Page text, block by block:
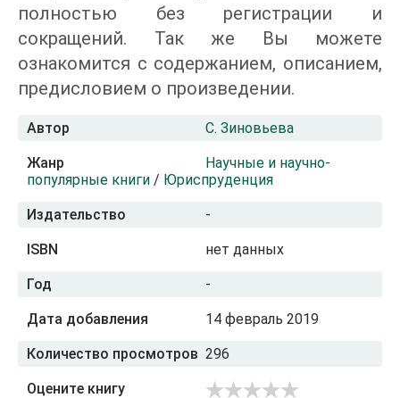
полностью без регистрации и
сокращений. Так же Вы можете
ознакомится с содержанием, описанием,
предисловием о произведении.
Автор С. Зиновьева
Жанр
Научные и научно-
популярные книги / Юриспруденция
Издательство -
ISBN нет данных
Год -
Дата добавления 14 февраль 2019
Количество просмотров 296
Оцените книгу